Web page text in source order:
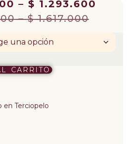
– $ 1.293.600
–$1.617.000
CARRITO
en Terciopelo